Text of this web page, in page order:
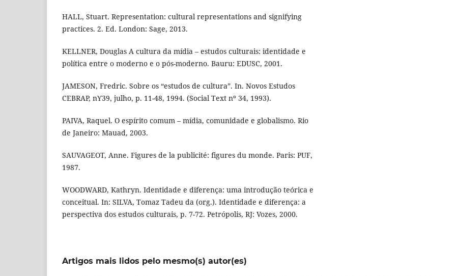
HALL, Stuart. Representation: cultural representations and signifying
practices. 2. Ed. London: Sage, 2013.
KELLNER, Douglas A cultura da mídia – estudos culturais: identidade e
política entre o moderno e o pós-moderno. Bauru: EDUSC, 2001.
JAMESON, Fredric. Sobre os “estudos de cultura”. In. Novos Estudos
CEBRAP, nϒ39, julho, p. 11-48, 1994. (Social Text nº 34, 1993).
PAIVA, Raquel. O espírito comum – mídia, comunidade e globalismo. Rio
de Janeiro: Mauad, 2003.
SAUVAGEOT, Anne. Figures de la publicité: figures du monde. Paris: PUF,
1987.
WOODWARD, Kathryn. Identidade e diferença: uma introdução teórica e
conceitual. In: SILVA, Tomaz Tadeu da (org.). Identidade e diferença: a
perspectiva dos estudos culturais, p. 7-72. Petrópolis, RJ: Vozes, 2000.
Artigos mais lidos pelo mesmo(s) autor(es)